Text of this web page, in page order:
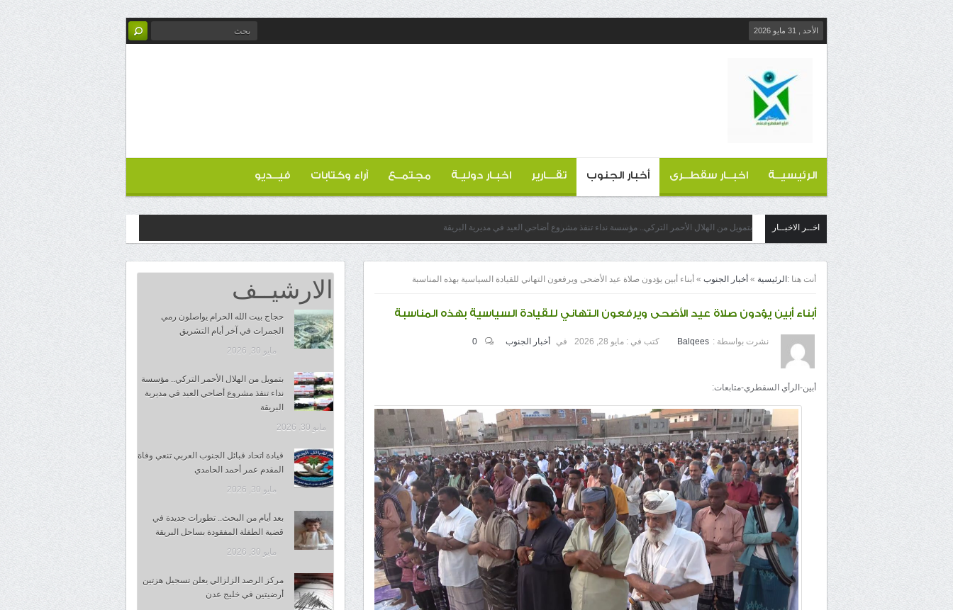
الأحد , 31 مايو 2026
الرئيسيــة اخبــار سقطــرى أخبار الجنوب تقـــارير اخبـار دوليـة مجتمــع آراء وكتابات فيــديو
اخــر الاخبــار بتمويل من الهلال الأحمر التركي.. مؤسسة نداء تنفذ مشروع أضاحي العيد في مديرية البريقة
أنت هنا : الرئيسية » أخبار الجنوب » أبناء أبين يؤدون صلاة عيد الأضحى ويرفعون التهاني للقيادة السياسية بهذه المناسبة
أبناء أبين يؤدون صلاة عيد الأضحى ويرفعون التهاني للقيادة السياسية بهذه المناسبة
نشرت بواسطة : Balqees كتب في : مايو 28, 2026 في أخبار الجنوب 0
أبين-الرأي السقطري-متابعات:
الارشيــف
حجاج بيت الله الحرام يواصلون رمي
الجمرات في آخر أيام التشريق
مايو 30, 2026
بتمويل من الهلال الأحمر التركي.. مؤسسة
نداء تنفذ مشروع أضاحي العيد في مديرية
البريقة
مايو 30, 2026
قيادة اتحاد قبائل الجنوب العربي تنعي وفاة
المقدم عمر أحمد الحامدي
مايو 30, 2026
بعد أيام من البحث.. تطورات جديدة في
قضية الطفلة المفقودة بساحل البريقة
مايو 30, 2026
مركز الرصد الزلزالي يعلن تسجيل هزتين
أرضيتين في خليج عدن